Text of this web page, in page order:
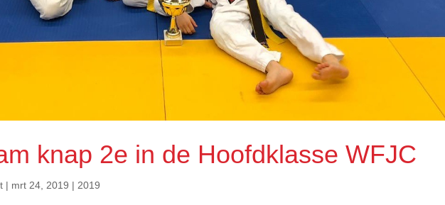
knap 2e in de Hoofdklasse WFJC
| mrt 24, 2019 | 2019